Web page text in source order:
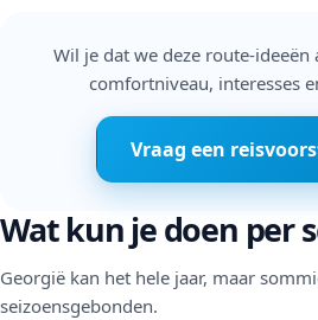
Wil je dat we deze route-
comfortniveau, interesses
Vraag een
Wat kun je doen per
Georgië kan het hele jaar, maar
seizoensgebonden.